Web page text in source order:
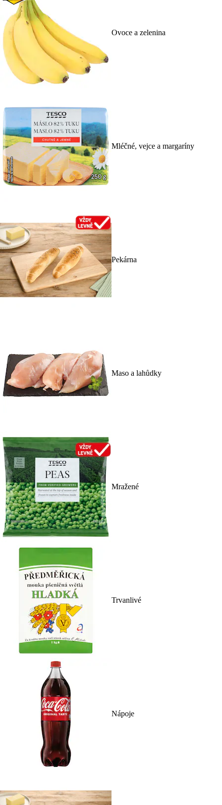
Ovoce a zelenina
Mléčné, vejce a margaríny
Pekárna
Maso a lahůdky
Mražené
Trvanlivé
Nápoje